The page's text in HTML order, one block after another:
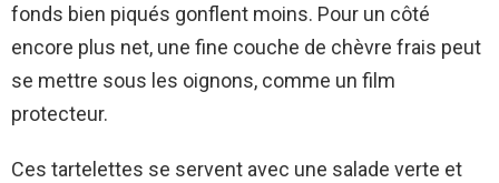
fonds bien piqués gonflent moins. Pour un côté
encore plus net, une fine couche de chèvre frais peut
se mettre sous les oignons, comme un film
protecteur.
Ces tartelettes se servent avec une salade verte et